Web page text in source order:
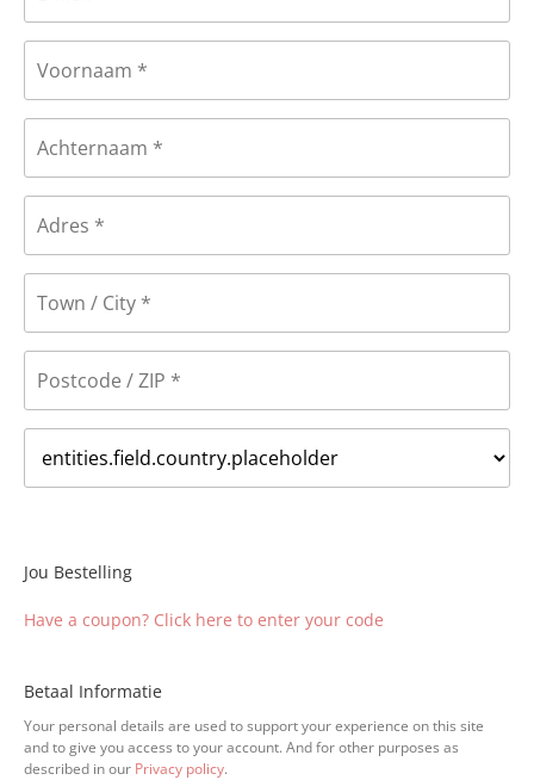
Jou Bestelling
Have a coupon? Click here to enter your code
Betaal Informatie
Your personal details are used to support your experience on this site
and to give you access to your account. And for other purposes as
described in our Privacy policy.